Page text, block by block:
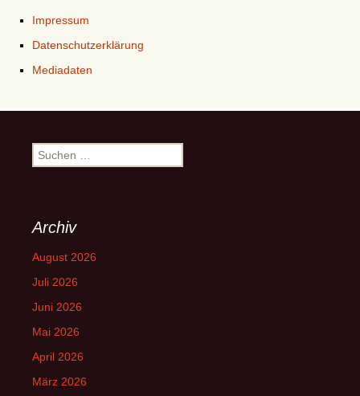
Impressum
Datenschutzerklärung
Mediadaten
Suchen
nach:
Archiv
August 2026
Juli 2026
Juni 2026
Mai 2026
April 2026
März 2026